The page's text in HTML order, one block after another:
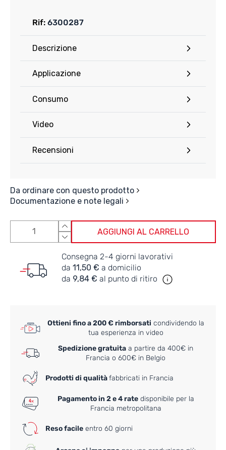
Rif: 6300287
Descrizione
Applicazione
Consumo
Video
Recensioni
Da ordinare con questo prodotto
Documentazione e note legali
AGGIUNGI AL CARRELLO
Consegna 2-4 giorni lavorativi
da 11,50 € a domicilio
da 9,84 € al punto di ritiro
Ottieni fino a 200 € rimborsati condividendo la
tua esperienza in video
Spedizione gratuita a partire da 400€ in
Francia o 600€ in Belgio
Prodotti di qualitàfabbricati in Francia
Pagamento in 2 e 4 ratedisponibile per la
Francia metropolitana
Reso facile entro 60 giorni